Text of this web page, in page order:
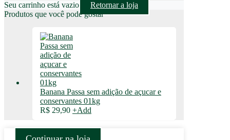
Seu carrinho está vazio
Retornar a loja
Produtos que você pode gostar
Banana Passa sem adição de açucar e
conservantes 01kg
R$ 29,90 +Add